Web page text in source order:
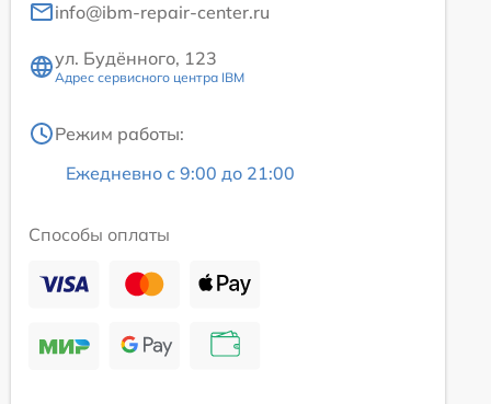
info@ibm-repair-center.ru
ул. Будённого, 123
Адрес сервисного центра IBM
Режим работы:
Ежедневно с 9:00 до 21:00
Способы оплаты